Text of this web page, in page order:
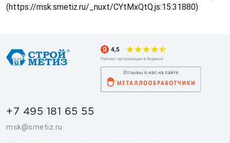
(https://msk.smetiz.ru/_nuxt/CYtMxQtQ.js:15:31880)
+7 495 181 65 55
msk@smetiz.ru